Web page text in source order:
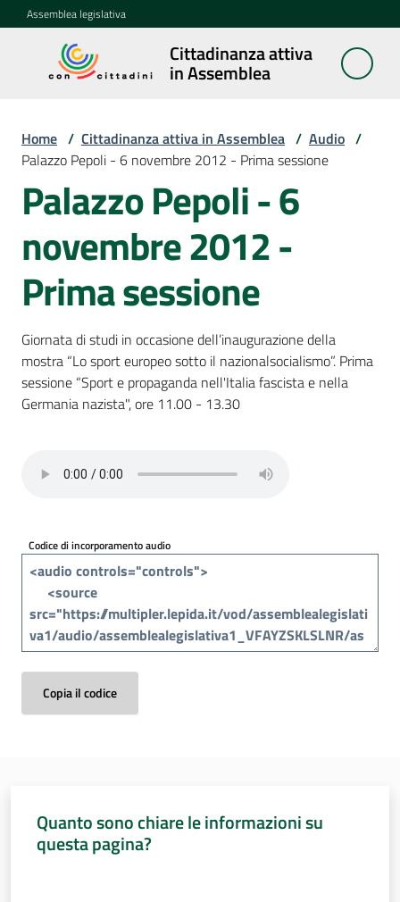
Vai al contenuto
Vai alla navigazione
Vai al footer
Assemblea legislativa
Cittadinanza attiva
in Assemblea
Cittadinanza
attiva in
Concittadini
aperte
in
Assemblea
Mostre
itineranti
Percorsi
su
Assemblea
Home / Cittadinanza attiva in Assemblea / Audio /
Palazzo Pepoli - 6 novembre 2012 - Prima sessione
Palazzo Pepoli - 6
novembre 2012 -
Prima sessione
Giornata di studi in occasione dell’inaugurazione della
mostra “Lo sport europeo sotto il nazionalsocialismo”. Prima
sessione “Sport e propaganda nell'Italia fascista e nella
Germania nazista", ore 11.00 - 13.30
Codice di incorporamento audio
Copia il codice
Quanto sono chiare le informazioni su
questa pagina?